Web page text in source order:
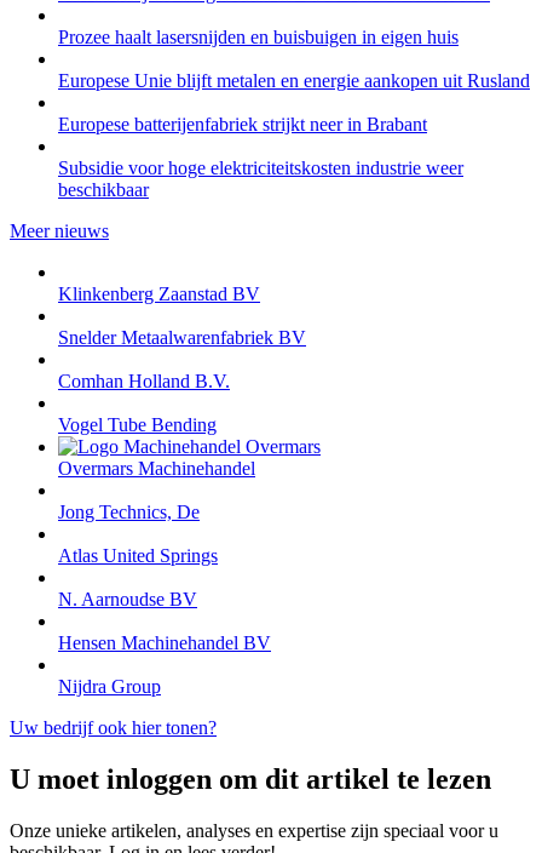
Prozee haalt lasersnijden en buisbuigen in eigen huis
Europese Unie blijft metalen en energie aankopen uit Rusland
Europese batterijenfabriek strijkt neer in Brabant
Subsidie voor hoge elektriciteitskosten industrie weer
beschikbaar
Meer nieuws
Klinkenberg Zaanstad BV
Snelder Metaalwarenfabriek BV
Comhan Holland B.V.
Vogel Tube Bending
Overmars Machinehandel
Jong Technics, De
Atlas United Springs
N. Aarnoudse BV
Hensen Machinehandel BV
Nijdra Group
Uw bedrijf ook hier tonen?
U moet inloggen om dit artikel te lezen
Onze unieke artikelen, analyses en expertise zijn speciaal voor u